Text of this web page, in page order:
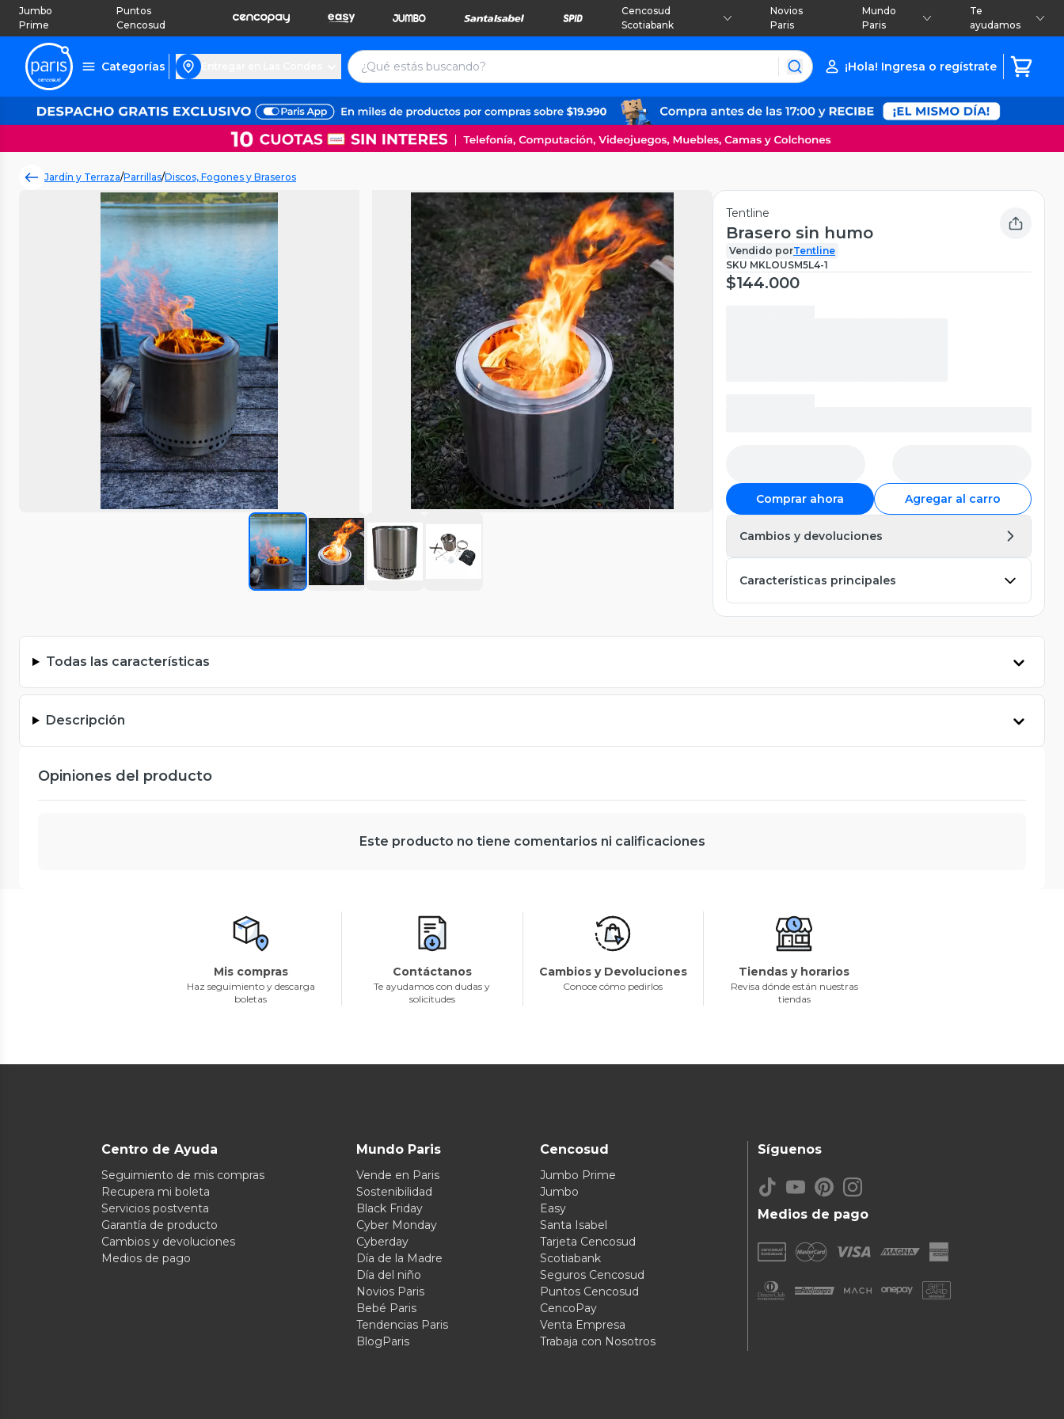
Jumbo
Prime
Puntos
Cencosud
Cencosud
Scotiabank
Novios
Paris
Mundo
Paris
Te
ayudamos
Categorías ¡Hola! Ingresa o regístrate
Jardín y Terraza/Parrillas/Discos, Fogones y Braseros
Tentline
Brasero sin humo
Vendido porTentline
SKU MKLOUSM5L4-1
$144.000
Comprar ahora Agregar al carro
Cambios y devoluciones
Características principales
Todas las características
Descripción
Opiniones del producto
Este producto no tiene comentarios ni calificaciones
Mis compras
Haz seguimiento y descarga
boletas
Contáctanos
Te ayudamos con dudas y
solicitudes
Cambios y Devoluciones
Conoce cómo pedirlos
Tiendas y horarios
Revisa dónde están nuestras
tiendas
Centro de Ayuda
Seguimiento de mis compras
Recupera mi boleta
Servicios postventa
Garantía de producto
Cambios y devoluciones
Medios de pago
Mundo Paris
Vende en Paris
Sostenibilidad
Black Friday
Cyber Monday
Cyberday
Día de la Madre
Día del niño
Novios Paris
Bebé Paris
Tendencias Paris
BlogParis
Cencosud
Jumbo Prime
Jumbo
Easy
Santa Isabel
Tarjeta Cencosud
Scotiabank
Seguros Cencosud
Puntos Cencosud
CencoPay
Venta Empresa
Trabaja con Nosotros
Medios de pago
Síguenos